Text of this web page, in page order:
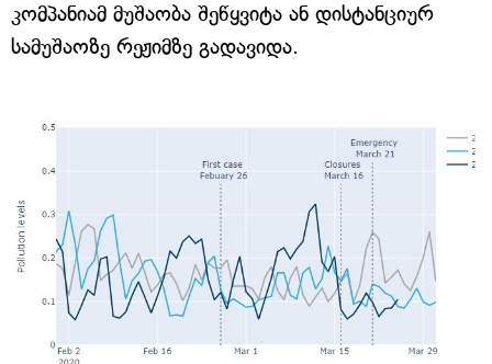
კომპანიამ მუშაობა შეწყვიტა ან დისტანციურ
სამუშაოზე რეჟიმზე გადავიდა.